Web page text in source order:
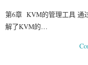
第6章 KVM的管理工具 通
解了KVM的…